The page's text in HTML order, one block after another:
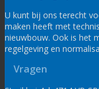
U kunt bij ons terecht
maken heeft met
nieuwbouw. Ook is het
regelgeving en
Vragen